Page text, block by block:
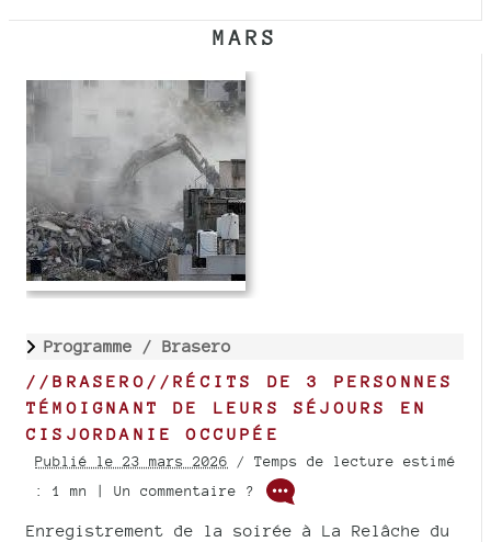
MARS
Programme / Brasero
//BRASERO//RÉCITS DE 3 PERSONNES
TÉMOIGNANT DE LEURS SÉJOURS EN
CISJORDANIE OCCUPÉE
Publié le 23 mars 2026 / Temps de lecture estimé
: 1 mn | Un commentaire ?
Enregistrement de la soirée à La Relâche du